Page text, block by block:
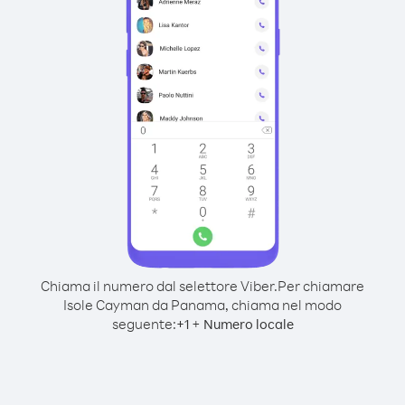
Chiama il numero dal selettore Viber.Per chiamare
Isole Cayman da Panama, chiama nel modo
seguente:+1+ Numero locale